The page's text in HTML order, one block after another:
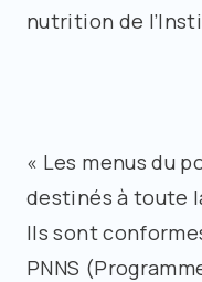
nutrition de
« Les menus du
destinés à toute
Ils sont
PNNS